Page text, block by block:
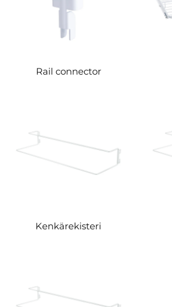
Rail connector
Kenkärekisteri